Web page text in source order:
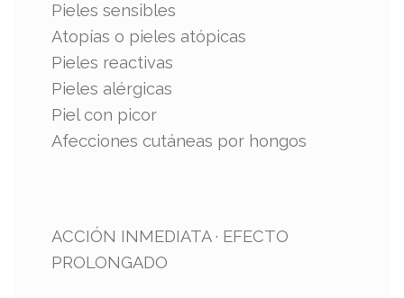
Pieles sensibles
Atopías o pieles atópicas
Pieles reactivas
Pieles alérgicas
Piel con picor
Afecciones cutáneas por hongos
ACCIÓN INMEDIATA · EFECTO
PROLONGADO